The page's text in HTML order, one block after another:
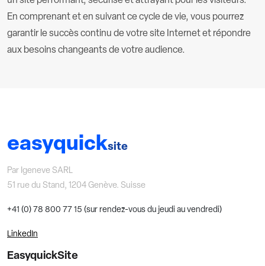
En comprenant et en suivant ce cycle de vie, vous pourrez
garantir le succès continu de votre site Internet et répondre
aux besoins changeants de votre audience.
easyquicksite
Par Igeneve SARL
51 rue du Stand, 1204 Genève. Suisse
+41 (0) 78 800 77 15 (sur rendez-vous du jeudi au vendredi)
LinkedIn
EasyquickSite